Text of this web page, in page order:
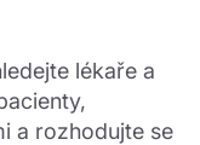
lékaře a
a rozhodujte se